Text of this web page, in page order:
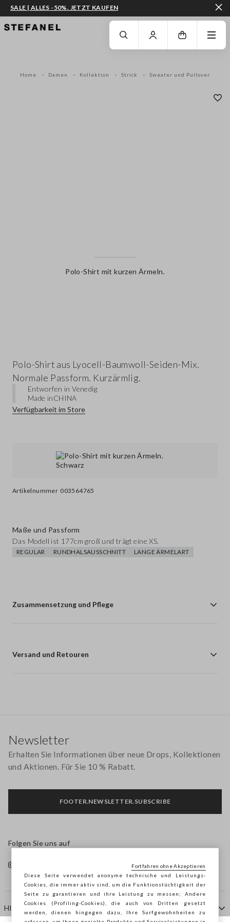
ZUM HAUPTINHALT SPRINGEN GEHEN SIE ZUM ENDE DER SEITE
SALE | ALLES -50%. JETZT KAUFEN
Home Damen Kollektion Strick Sweater und Pullover
Polo-Shirt mit kurzen Ärmeln.
Artikelnummer 003564765
Polo-Shirt aus Lyocell-Baumwoll-Seiden-Mix.
Normale Passform. Kurzärmlig.
Entworfen in Venedig
Made inCHINA
Verfügbarkeit im Store
Maße und Passform
Das Modell ist 177cm groß und trägt eine XS.
REGULAR RUNDHALSAUSSCHNITT LANGE ÄRMELART
Zusammensetzung und Pflege
Versand und Retouren
HILFE
Newsletter
Erhalten Sie Informationen über neue Drops, Kollektionen
und Aktionen. Für Sie 10 % Rabatt.
FOOTER.NEWSLETTER.SUBSCRIBE
Folgen Sie uns auf
Diese Seite verwendet anonyme technische und Leistungs-
Cookies, die immer aktiv sind, um die Funktionstüchtigkeit der
Seite zu garantieren und ihre Leistung zu messen; Andere
Cookies (Profiling-Cookies), die auch von Dritten gesetzt
werden, dienen hingegen dazu, Ihre Surfgewohnheiten zu
Fortfahren ohne Akzeptieren